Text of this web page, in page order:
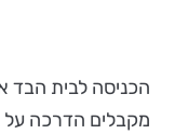
הכניסה לבית הבד
מקבלים הדרכה על